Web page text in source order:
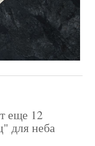
еще 12
для неба